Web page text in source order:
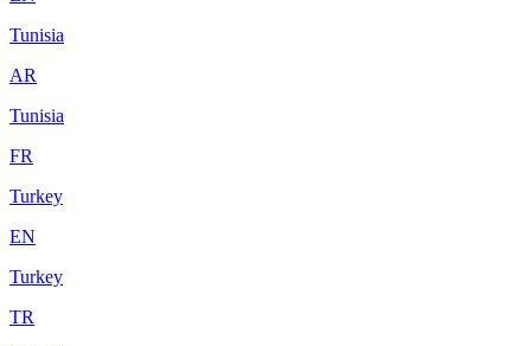
Tunisia
AR
Tunisia
FR
Turkey
EN
Turkey
TR